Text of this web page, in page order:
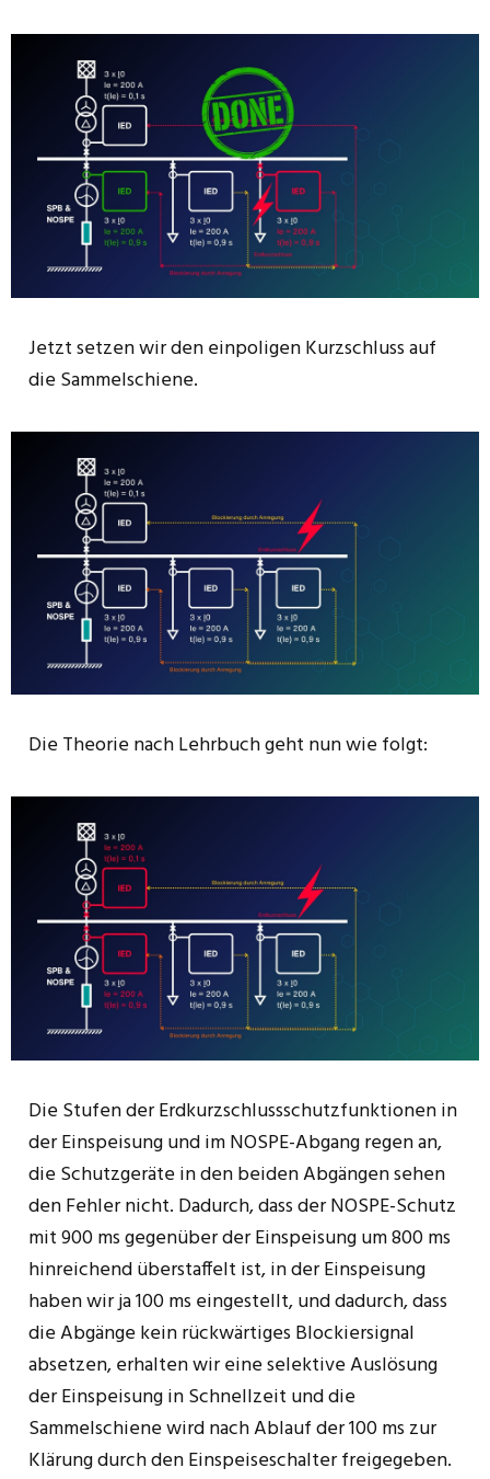
Jetzt setzen wir den einpoligen Kurzschluss auf
die Sammelschiene.
Die Theorie nach Lehrbuch geht nun wie folgt:
Die Stufen der Erdkurzschlussschutzfunktionen in
der Einspeisung und im NOSPE-Abgang regen an,
die Schutzgeräte in den beiden Abgängen sehen
den Fehler nicht. Dadurch, dass der NOSPE-Schutz
mit 900 ms gegenüber der Einspeisung um 800 ms
hinreichend überstaffelt ist, in der Einspeisung
haben wir ja 100 ms eingestellt, und dadurch, dass
die Abgänge kein rückwärtiges Blockiersignal
absetzen, erhalten wir eine selektive Auslösung
der Einspeisung in Schnellzeit und die
Sammelschiene wird nach Ablauf der 100 ms zur
Klärung durch den Einspeiseschalter freigegeben.